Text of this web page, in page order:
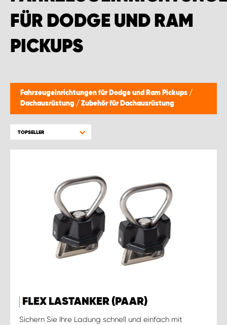
FÜR DODGE UND RAM
PICKUPS
Fahrzeugeinrichtungen für Dodge und Ram Pickups /
Dachausrüstung / Zubehör für Dachausrüstung
TOPSELLER
FLEX LASTANKER (PAAR)
Sichern Sie Ihre Ladung schnell und einfach mit
WORK SYSTEM LUDWIGSHAFEN
WORK SYSTEM MAGDEBURG
WORK SYSTEM RHEINLAND
WORK SYSTEM ROSTOCK
WORK SYSTEM STUTTGART